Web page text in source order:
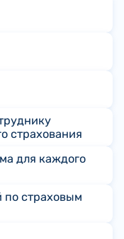
страхования
для каждого
по страховым